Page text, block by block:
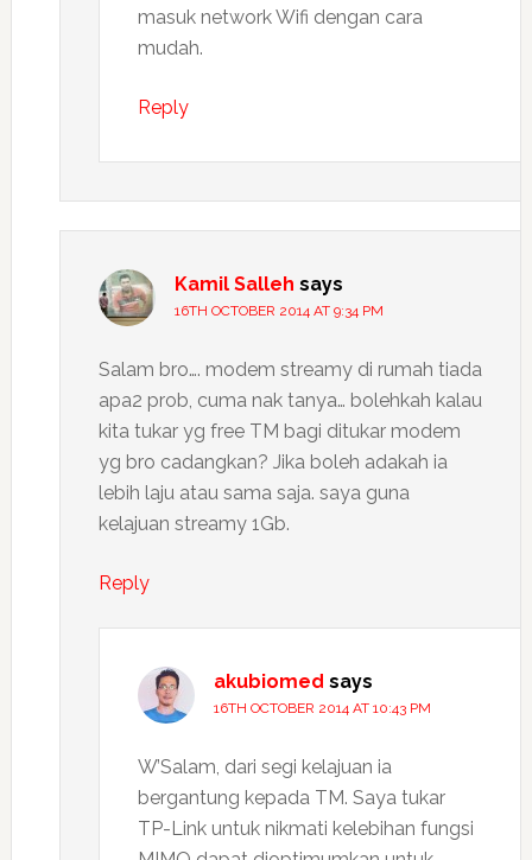
masuk network Wifi dengan cara
mudah.
Reply
Kamil Salleh says
16TH OCTOBER 2014 AT 9:34 PM
Salam bro…. modem streamy di rumah tiada
apa2 prob, cuma nak tanya… bolehkah kalau
kita tukar yg free TM bagi ditukar modem
yg bro cadangkan? Jika boleh adakah ia
lebih laju atau sama saja. saya guna
kelajuan streamy 1Gb.
Reply
akubiomed says
16TH OCTOBER 2014 AT 10:43 PM
W’Salam, dari segi kelajuan ia
bergantung kepada TM. Saya tukar
TP-Link untuk nikmati kelebihan fungsi